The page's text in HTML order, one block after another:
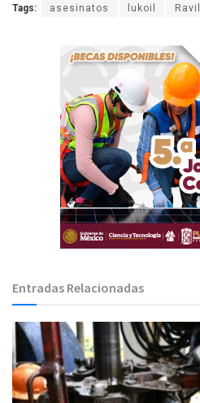
Tags: asesinatos lukoil
Entradas Relacionadas